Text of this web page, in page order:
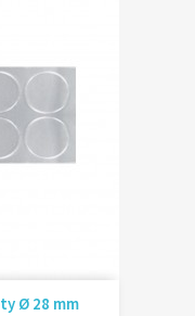
Ø 28 mm